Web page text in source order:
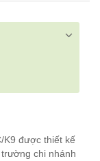
K9 được thiết kế
chi nhánh